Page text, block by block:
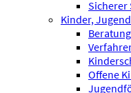
Sicherer
Kinder,
Offene